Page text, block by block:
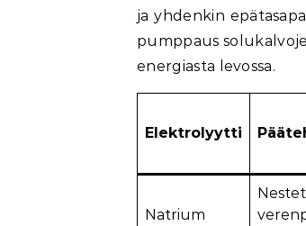
ja yhdenkin
pumppaus
energiasta levossa.
Elektrolyytti
Natrium